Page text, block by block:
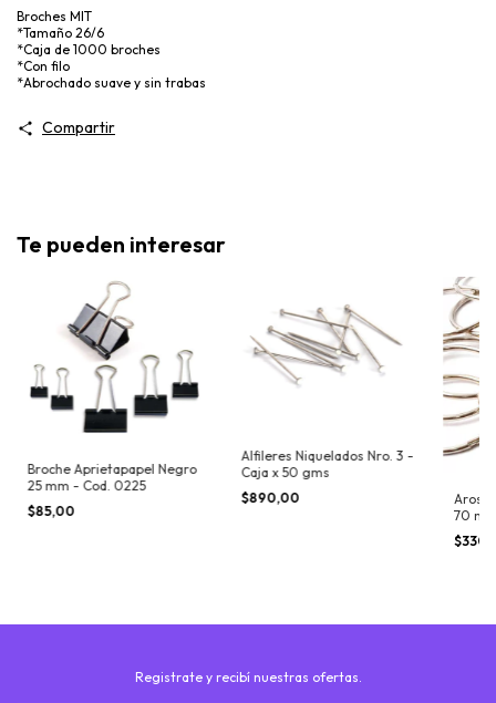
Broches MIT
*Tamaño 26/6
*Caja de 1000 broches
*Con filo
*Abrochado suave y sin trabas
Compartir
Te pueden interesar
Broche Aprietapapel Negro
25 mm - Cod. 0225
$85,00
Alfileres Niquelados Nro. 3 -
Caja x 50 gms
$890,00
Aros
70
Registrate y recibí nuestras ofertas.